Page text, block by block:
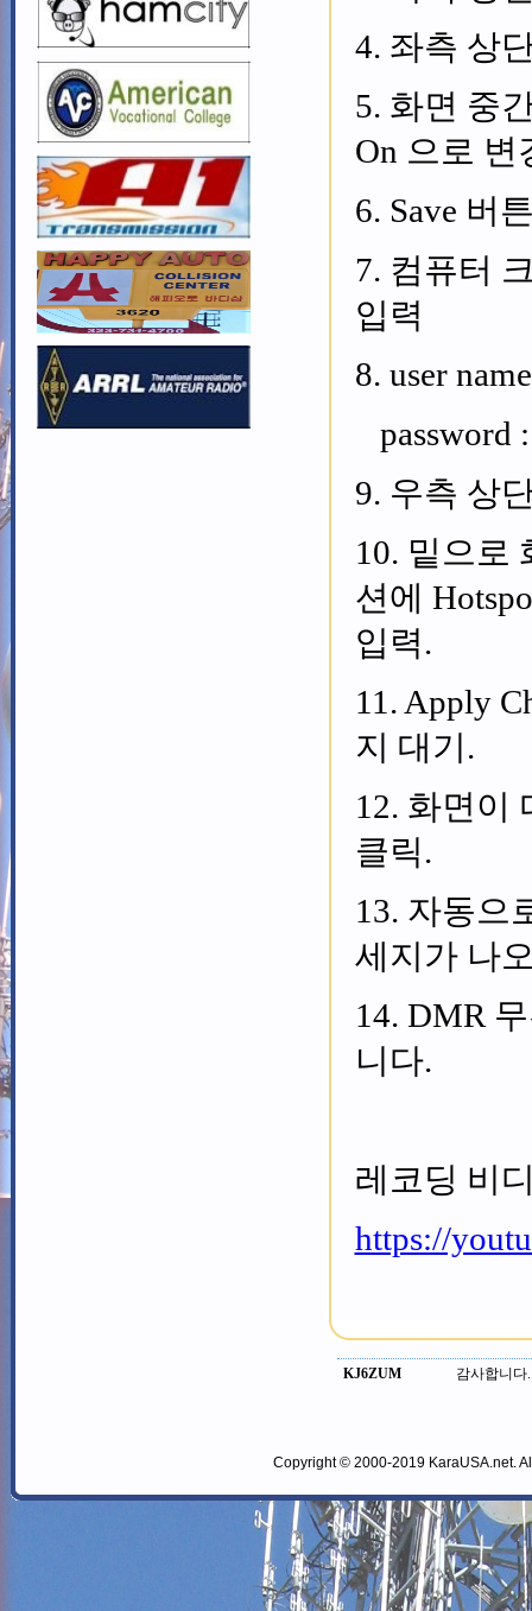
4. 좌측 상
5. 화면 중
On 으로 변
6. Save 버
7. 컴퓨터
입력
8. user
password
9. 우측 상
10. 밑으로
션에
입력.
11. Apply
지 대기.
12. 화면이
클릭.
13. 자동으
세지가 나
14. DMR
니다.
레코딩 비
https://
KJ6ZUM 감사합니다.
Copyright © 2000-2019 KaraUSA.net.